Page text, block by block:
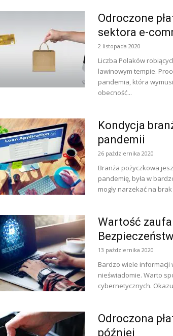
Odroczone
sektora e-
2 listopada 2020
Liczba Polaków
lawinowym tempie.
pandemia, która
obecność...
Kondycja
pandemii
26 października 2020
Branża pożyczkowa
pandemię, była w
mogły narzekać na
Wartość
13 października 2020
Bardzo wiele informacji
nieświadomie. Warto
cybernetycznych.
Odroczona
później